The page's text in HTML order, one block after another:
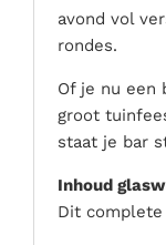
avond vol
rondes.
Of je nu een
groot
staat je bar
Inhoud
Dit